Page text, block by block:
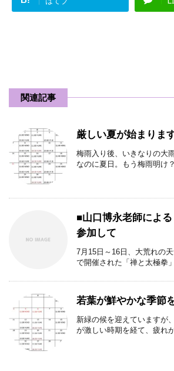
関連記事
厳しい夏が始まりま
梅雨入り後、いきなりの大
なのに夏日。もう梅雨明け
■山口博永老師によ
参加して
7月15日～16日、大荒れの
で開催された「禅と太極拳
若葉が鮮やかな季節
新緑の候を迎えていますが
が激しい時期を経て、疲れ